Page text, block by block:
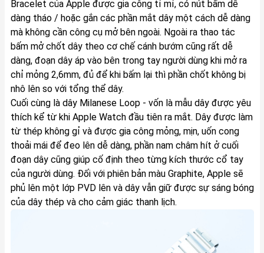
Bracelet của Apple được gia công tỉ mỉ, có nút bấm dễ
dàng tháo / hoặc gắn các phần mắt dây một cách dễ dàng
mà không cần công cụ mở bên ngoài. Ngoài ra thao tác
bấm mở chốt dây theo cơ chế cánh bướm cũng rất dễ
dàng, đoạn dây áp vào bên trong tay người dùng khi mở ra
chỉ mỏng 2,6mm, đủ để khi bấm lại thì phần chốt không bị
nhô lên so với tổng thể dây.
Cuối cùng là dây Milanese Loop - vốn là mẫu dây được yêu
thích kể từ khi Apple Watch đầu tiên ra mắt. Dây được làm
từ thép không gỉ và được gia công mỏng, mịn, uốn cong
thoải mái để đeo lên dễ dàng, phần nam châm hít ở cuối
đoạn dây cũng giúp cố định theo từng kích thước cổ tay
của người dùng. Đối với phiên bản màu Graphite, Apple sẽ
phủ lên một lớp PVD lên và dây vẫn giữ được sự sáng bóng
của dây thép và cho cảm giác thanh lịch.